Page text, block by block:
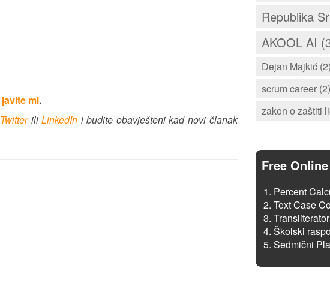
javite mi.
TwitteriliLinkedIn i budite obavješteni kad novi članak
Republika
AKOOL AI
Dejan Majkić (2)
scrum career (2)
zakon o zaštiti
Free
Percent
Text Case
Školski
Sedmični